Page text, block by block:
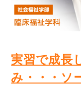
実習で成長
み・・・ソ